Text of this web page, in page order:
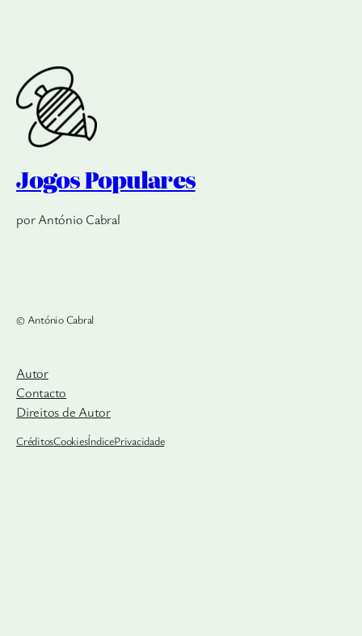
Jogos Populares
por António Cabral
© António Cabral
Autor
Contacto
Direitos de Autor
CréditosCookiesÍndicePrivacidade